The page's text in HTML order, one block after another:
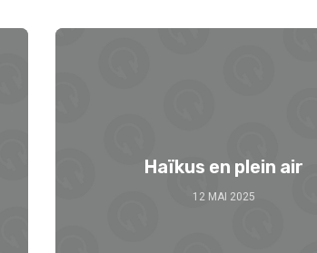
Haïkus en plein air
12 MAI 2025